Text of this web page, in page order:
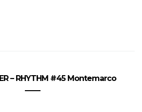
– RHYTHM #45 Montemarco